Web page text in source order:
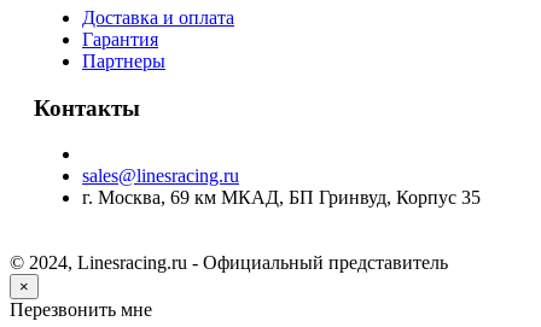
Доставка и оплата
Гарантия
Партнеры
Контакты
sales@linesracing.ru
г. Москва, 69 км МКАД, БП Гринвуд, Корпус 35
© 2024, Linesracing.ru - Официальный представитель
×
Перезвонить мне